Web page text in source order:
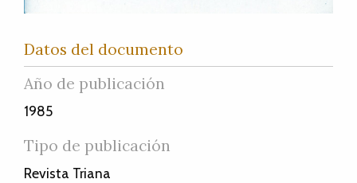
Datos del documento
Año de publicación
1985
Tipo de publicación
Revista Triana